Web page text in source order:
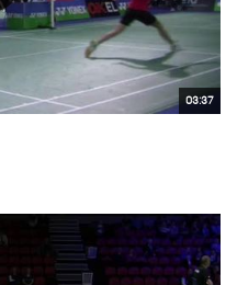
03:37